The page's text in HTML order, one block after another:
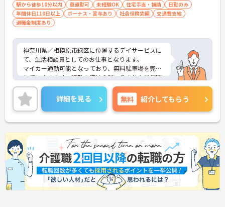
駅から徒歩10分以内 車通勤可 未経験OK 住宅手当・補助
日勤のみ
年間休日110日以上
ボーナス・賞与あり 社会保険完備
交通費支給
退職金制度あり
神奈川県／相模原市緑区に位置するデイサービスに
て、生活相談員としてのお仕事となります。
マイカー通勤可能となっており、無料駐車場を完備
していますのｄ、通勤の際は心配いりません◎年間
休日120日と豊富にあるので、プライベートも充実
できます♪ご興味ある方は面接ポイントをお伝えし
ますので、お気軽にお問い合わせください♪
詳細を見る 無料 紹介してもらう